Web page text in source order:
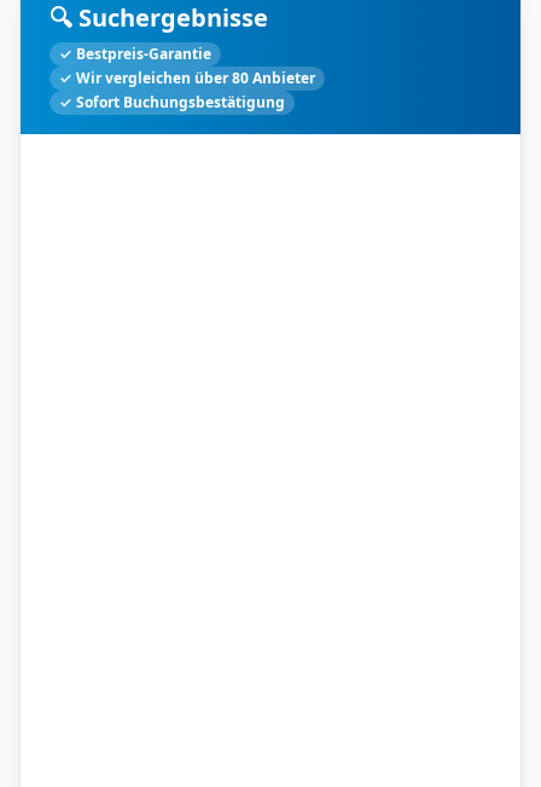
🔍 Suchergebnisse
✓ Bestpreis-Garantie
✓ Wir vergleichen über 80 Anbieter
✓ Sofort Buchungsbestätigung